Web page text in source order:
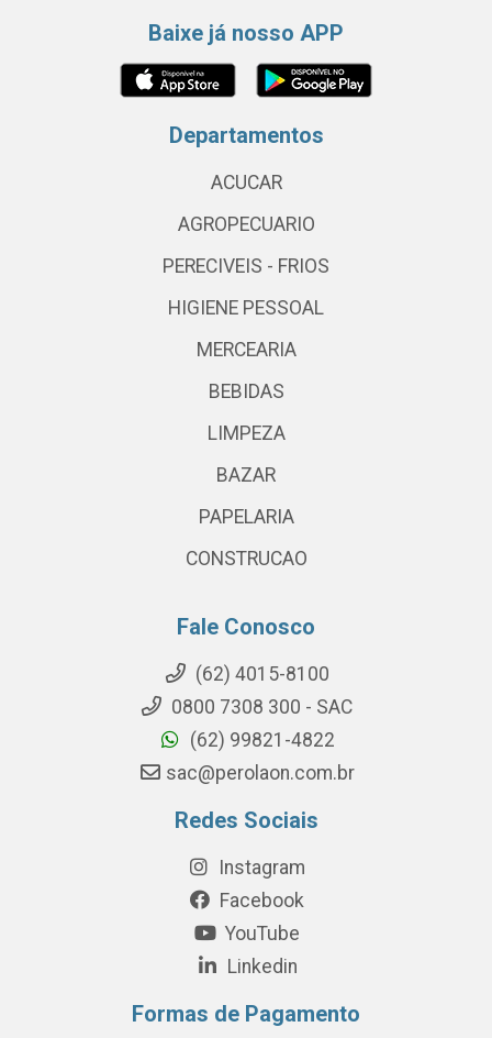
Baixe já nosso APP
Departamentos
ACUCAR
AGROPECUARIO
PERECIVEIS - FRIOS
HIGIENE PESSOAL
MERCEARIA
BEBIDAS
LIMPEZA
BAZAR
PAPELARIA
CONSTRUCAO
Fale Conosco
(62) 4015-8100
0800 7308 300 - SAC
(62) 99821-4822
sac@perolaon.com.br
Redes Sociais
Instagram
Facebook
YouTube
Linkedin
Formas de Pagamento